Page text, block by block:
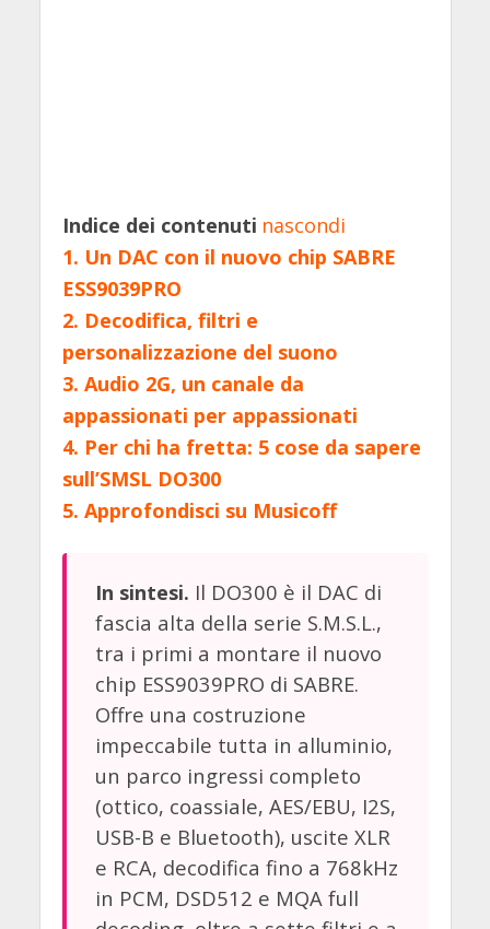
Indice dei contenuti nascondi
1. Un DAC con il nuovo chip SABRE
ESS9039PRO
2. Decodifica, filtri e
personalizzazione del suono
3. Audio 2G, un canale da
appassionati per appassionati
4. Per chi ha fretta: 5 cose da sapere
sull’SMSL DO300
5. Approfondisci su Musicoff
In sintesi. Il DO300 è il DAC di
fascia alta della serie S.M.S.L.,
tra i primi a montare il nuovo
chip ESS9039PRO di SABRE.
Offre una costruzione
impeccabile tutta in alluminio,
un parco ingressi completo
(ottico, coassiale, AES/EBU, I2S,
USB-B e Bluetooth), uscite XLR
e RCA, decodifica fino a 768kHz
in PCM, DSD512 e MQA full